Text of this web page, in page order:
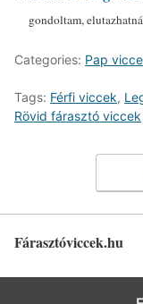
gondoltam,
Categories: Pap
Tags: Férfi viccek,
Rövid fárasztó viccek
Fárasztóviccek.hu